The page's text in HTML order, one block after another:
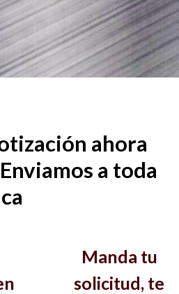
ahora
a toda
Manda tu
solicitud, te